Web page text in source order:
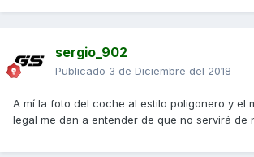
sergio_902
Publicado 3 de Diciembre del 2018
A mí la foto del coche al estilo poligonero y el
legal me dan a entender de que no servirá de